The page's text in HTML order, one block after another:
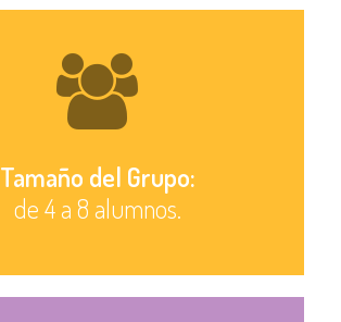
Tamaño del Grupo:
de 4 a 8 alumnos.